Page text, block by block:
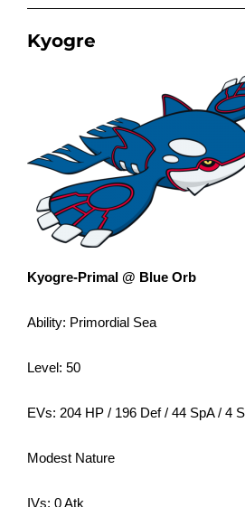
Kyogre
Kyogre-Primal @ Blue Orb
Ability: Primordial Sea
Level: 50
EVs: 204 HP / 196 Def / 44 SpA / 4
Modest Nature
IVs: 0 Atk